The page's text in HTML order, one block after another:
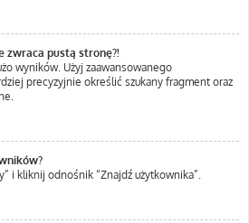
zwraca pustą stronę?!
wyników. Użyj zaawansowanego
precyzyjnie określić szukany fragment oraz
i kliknij odnośnik “Znajdź użytkownika”.